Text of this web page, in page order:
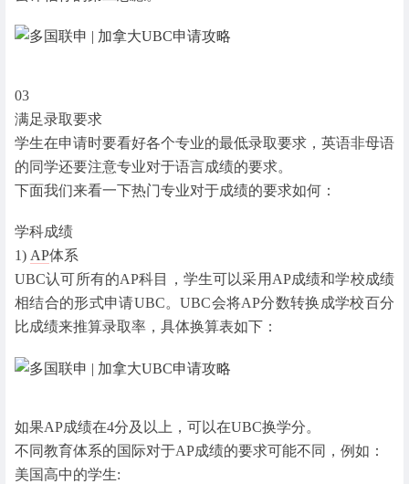
03
满足录取要求
学生在申请时要看好各个专业的最低录取要求，英语非母语
的同学还要注意专业对于语言成绩的要求。
下面我们来看一下热门专业对于成绩的要求如何：
学科成绩
1) AP体系
UBC认可所有的AP科目，学生可以采用AP成绩和学校成绩
相结合的形式申请UBC。UBC会将AP分数转换成学校百分
比成绩来推算录取率，具体换算表如下：
如果AP成绩在4分及以上，可以在UBC换学分。
不同教育体系的国际对于AP成绩的要求可能不同，例如：
美国高中的学生: